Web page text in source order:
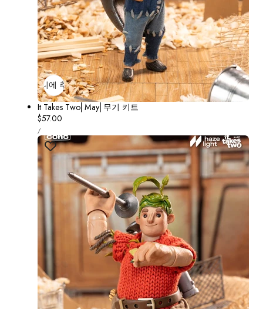
장바구니에 추가매진
It Takes Two⎢May⎢무기 키트
정
가
$57.00
단
가
/당